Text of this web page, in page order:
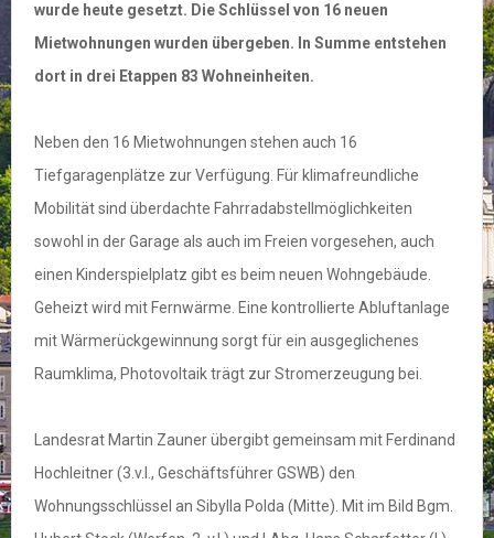
wurde heute gesetzt. Die Schlüssel von 16 neuen
Mietwohnungen wurden übergeben. In Summe entstehen
dort in drei Etappen 83 Wohneinheiten.
Neben den 16 Mietwohnungen stehen auch 16
Tiefgaragenplätze zur Verfügung. Für klimafreundliche
Mobilität sind überdachte Fahrradabstellmöglichkeiten
sowohl in der Garage als auch im Freien vorgesehen, auch
einen Kinderspielplatz gibt es beim neuen Wohngebäude.
Geheizt wird mit Fernwärme. Eine kontrollierte Abluftanlage
mit Wärmerückgewinnung sorgt für ein ausgeglichenes
Raumklima, Photovoltaik trägt zur Stromerzeugung bei.
Landesrat Martin Zauner übergibt gemeinsam mit Ferdinand
Hochleitner (3.v.l., Geschäftsführer GSWB) den
Wohnungsschlüssel an Sibylla Polda (Mitte). Mit im Bild Bgm.